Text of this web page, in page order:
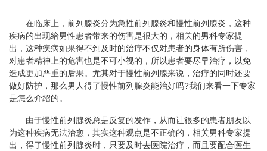
在临床上，前列腺炎分为急性前列腺炎和慢性前列腺炎，这种
疾病的出现给男性患者带来的伤害是很大的，相关的男科专家提
出，这种疾病如果得不到及时的治疗不仅对患者的身体有所伤害，
对患者精神上的危害也是不可小视的，所以患者要尽早治疗，以免
造成更加严重的后果。尤其对于慢性前列腺来说，治疗的同时还要
做好防护，那么男人得了慢性前列腺炎能治好吗?我们来看一下专家
是怎么介绍的。
由于慢性前列腺炎总是反复的发作，从而让很多的患者朋友以
为这种疾病无法治愈，其实这种观点是不正确的，相关男科专家提
出，得了慢性前列腺炎时，只要及时去医院治疗，而且要配合医生